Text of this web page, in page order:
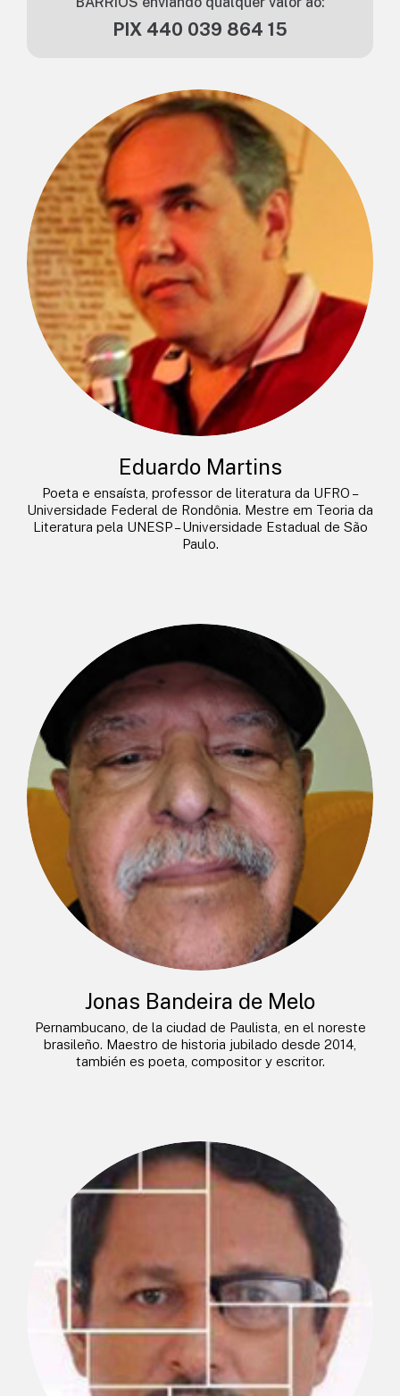
PIX 440 039 864 15
Eduardo Martins
Poeta e ensaísta, professor de literatura da UFRO –
Universidade Federal de Rondônia. Mestre em Teoria da
Literatura pela UNESP – Universidade Estadual de São
Paulo.
Jonas Bandeira de Melo
Pernambucano, de la ciudad de Paulista, en el noreste
brasileño. Maestro de historia jubilado desde 2014,
también es poeta, compositor y escritor.